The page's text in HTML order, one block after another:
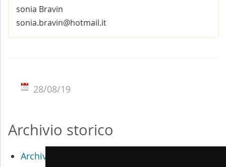
sonia Bravin
sonia.bravin@hotmail.it
28/08/19
Archivio storico
Archivio percorsi didattici 2017 / 2018